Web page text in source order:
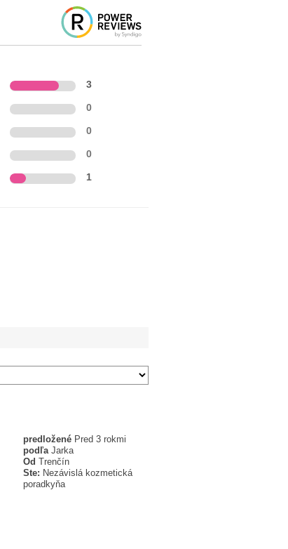
3
0
0
0
1
predložené Pred 3 rokmi
podľa Jarka
Od Trenčín
Ste: Nezávislá kozmetická
poradkyňa